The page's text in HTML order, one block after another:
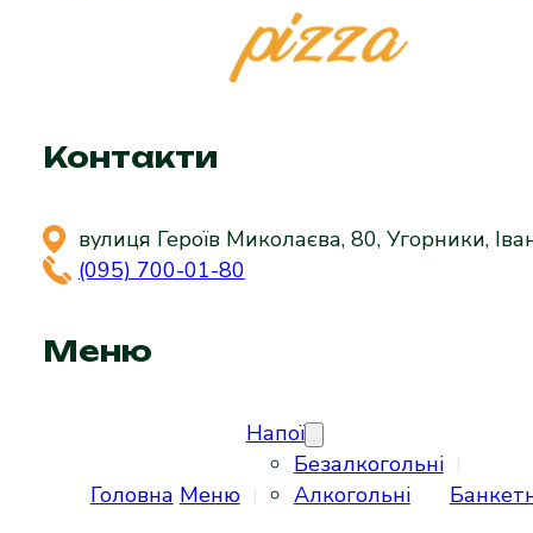
Контакти
вулиця Героїв Миколаєва, 80, Угорники,
(095) 700-01-80
Меню
Головна Меню
Напої
Безалкогольні
Алкогольні